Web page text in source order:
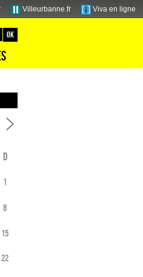
Villeurbanne.fr Viva en ligne
D
1
8
15
22